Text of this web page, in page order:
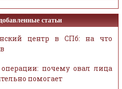
статьи
центр в СПб: на что
почему овал лица
помогает